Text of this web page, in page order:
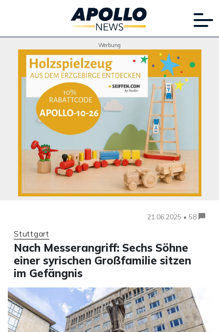
Werbung
21.06.2025 • 58
Stuttgart
Nach Messerangriff: Sechs Söhne
einer syrischen Großfamilie sitzen
im Gefängnis